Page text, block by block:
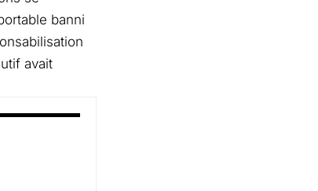
banni
avait